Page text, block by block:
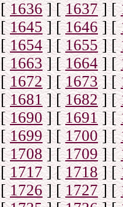
[1636] [1637] [
[1645] [1646] [
[1654] [1655] [
[1663 ] [1664] [
[1672] [1673] [
[1681] [1682] [
[1690] [1691] [
[1699] [1700] [
[1708 ] [1709] [
[1717] [1718] [
[1726] [1727] [